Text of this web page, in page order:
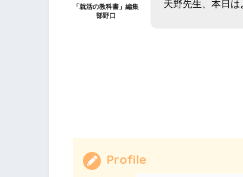
「就活の教科書」編集
部野口
天野先生、本日は
Profile